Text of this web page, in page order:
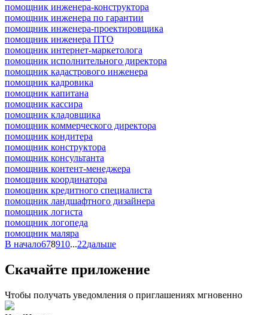
помощник инженера-конструктора
помощник инженера по гарантии
помощник инженера-проектировщика
помощник инженера ПТО
помощник интернет-маркетолога
помощник исполнительного директора
помощник кадастрового инженера
помощник кадровика
помощник капитана
помощник кассира
помощник кладовщика
помощник коммерческого директора
помощник кондитера
помощник конструктора
помощник консультанта
помощник контент-менеджера
помощник координатора
помощник кредитного специалиста
помощник ландшафтного дизайнера
помощник логиста
помощник логопеда
помощник маляра
В начало678910...22дальше
Скачайте приложение
Чтобы получать уведомления о приглашениях мгновенно